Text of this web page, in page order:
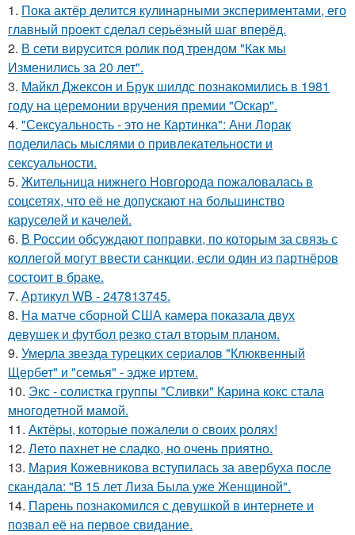
1. Пока актёр делится кулинарными экспериментами, его
главный проект сделал серьёзный шаг вперёд.
2. В сети вирусится ролик под трендом "Как мы
Изменились за 20 лет".
3. Майкл Джексон и Брук шилдс познакомились в 1981
году на церемонии вручения премии "Оскар".
4. "Сексуальность - это не Картинка": Ани Лорак
поделилась мыслями о привлекательности и
сексуальности.
5. Жительница нижнего Новгорода пожаловалась в
соцсетях, что её не допускают на большинство
каруселей и качелей.
6. В России обсуждают поправки, по которым за связь с
коллегой могут ввести санкции, если один из партнёров
состоит в браке.
7. Артикул WB - 247813745.
8. На матче сборной США камера показала двух
девушек и футбол резко стал вторым планом.
9. Умерла звезда турецких сериалов "Клюквенный
Щербет" и "семья" - эдже иртем.
10. Экс - солистка группы "Сливки" Карина кокс стала
многодетной мамой.
11. Актёры, которые пожалели о своих ролях!
12. Лето пахнет не сладко, но очень приятно.
13. Мария Кожевникова вступилась за авербуха после
скандала: "В 15 лет Лиза Была уже Женщиной".
14. Парень познакомился с девушкой в интернете и
позвал её на первое свидание.